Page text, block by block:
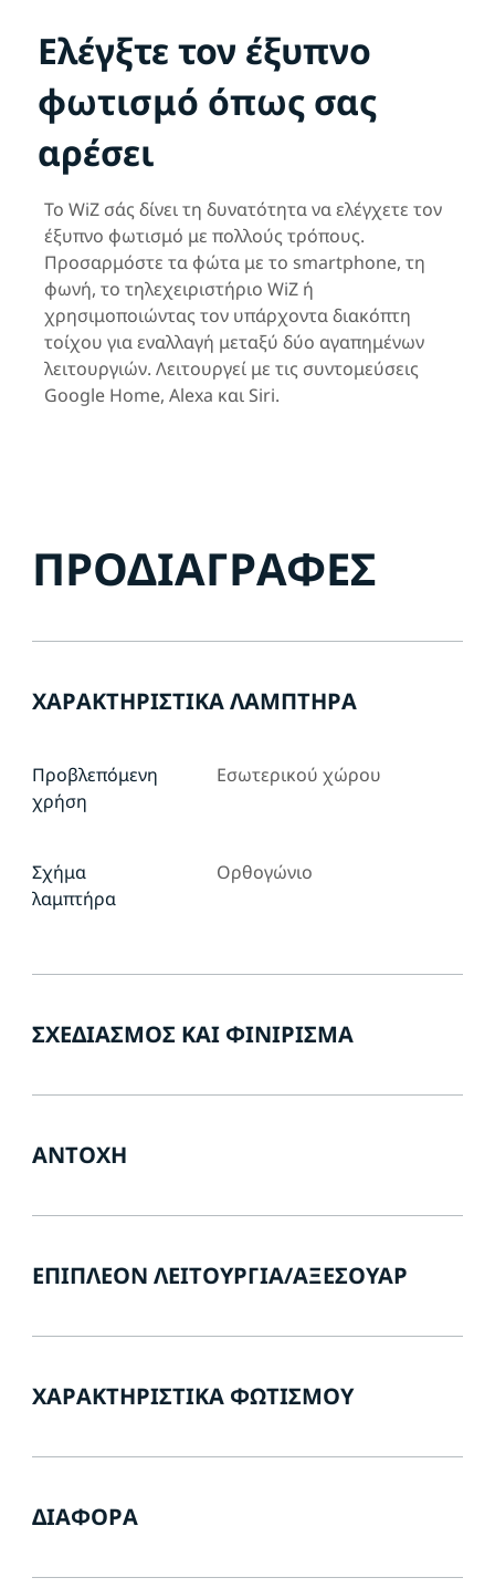
Ελέγξτε τον έξυπνο
φωτισμό όπως σας
αρέσει
Το WiZ σάς δίνει τη δυνατότητα να ελέγχετε τον
έξυπνο φωτισμό με πολλούς τρόπους.
Προσαρμόστε τα φώτα με το smartphone, τη
φωνή, το τηλεχειριστήριο WiZ ή
χρησιμοποιώντας τον υπάρχοντα διακόπτη
τοίχου για εναλλαγή μεταξύ δύο αγαπημένων
λειτουργιών. Λειτουργεί με τις συντομεύσεις
Google Home, Alexa και Siri.
ΠΡΟΔΙΑΓΡΑΦΈΣ
ΧΑΡΑΚΤΗΡΙΣΤΙΚΆ ΛΑΜΠΤΉΡΑ
Προβλεπόμενη
χρήση
Εσωτερικού χώρου
Σχήμα
λαμπτήρα
Ορθογώνιο
ΣΧΕΔΙΑΣΜΌΣ ΚΑΙ ΦΙΝΊΡΙΣΜΑ
ΑΝΤΟΧΉ
ΕΠΙΠΛΈΟΝ ΛΕΙΤΟΥΡΓΊΑ/ΑΞΕΣΟΥΆΡ
ΧΑΡΑΚΤΗΡΙΣΤΙΚΆ ΦΩΤΙΣΜΟΎ
ΔΙΆΦΟΡΑ